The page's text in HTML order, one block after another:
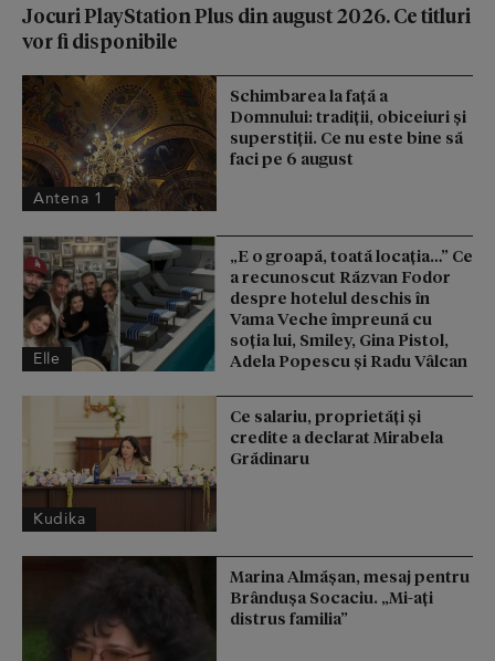
Jocuri PlayStation Plus din august 2026. Ce titluri
vor fi disponibile
Antena 1
Schimbarea la față a
Domnului: tradiții, obiceiuri și
superstiții. Ce nu este bine să
faci pe 6 august
Elle
„E o groapă, toată locația…” Ce
a recunoscut Răzvan Fodor
despre hotelul deschis în
Vama Veche împreună cu
soția lui, Smiley, Gina Pistol,
Adela Popescu și Radu Vâlcan
Kudika
Ce salariu, proprietăți și
credite a declarat Mirabela
Grădinaru
Marina Almășan, mesaj pentru
Brândușa Socaciu. „Mi-ați
distrus familia”